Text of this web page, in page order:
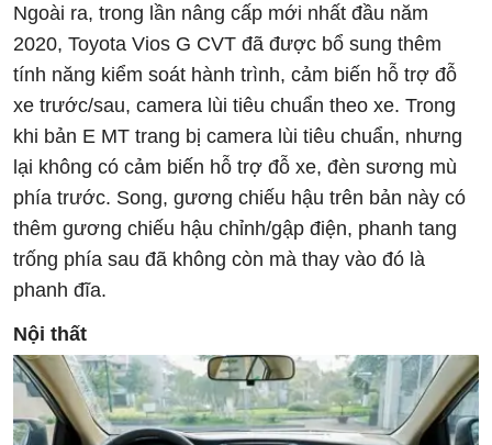
Ngoài ra, trong lần nâng cấp mới nhất đầu năm
2020, Toyota Vios G CVT đã được bổ sung thêm
tính năng kiểm soát hành trình, cảm biến hỗ trợ đỗ
xe trước/sau, camera lùi tiêu chuẩn theo xe. Trong
khi bản E MT trang bị camera lùi tiêu chuẩn, nhưng
lại không có cảm biến hỗ trợ đỗ xe, đèn sương mù
phía trước. Song, gương chiếu hậu trên bản này có
thêm gương chiếu hậu chỉnh/gập điện, phanh tang
trống phía sau đã không còn mà thay vào đó là
phanh đĩa.
Nội thất